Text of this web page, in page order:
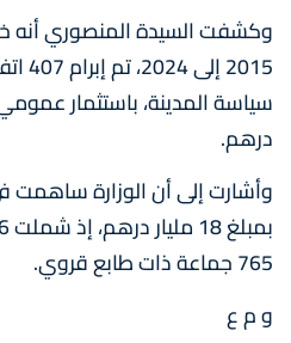
وكشفت السيدة المنصوري أنه
درهم.
وأشارت إلى أن الوزارة ساهمت
765 جماعة ذات طابع قروي.
و م ع